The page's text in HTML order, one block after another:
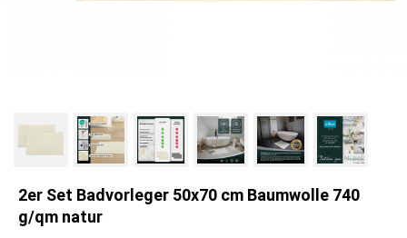
2er Set Badvorleger 50x70 cm Baumwolle 740
g/qm natur